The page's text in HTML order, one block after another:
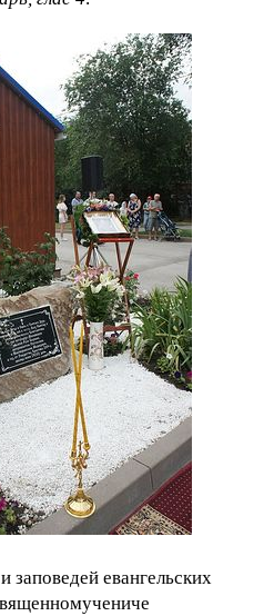
евангельских